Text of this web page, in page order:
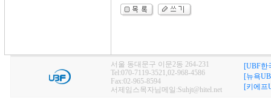
서울 동대문구 이문2동 264-231
Tel:070-7119-3521,02-968-4586
Fax:02-965-8594
서제임스목자님메일:Suhjt@hitel.net
[UBF한
[뉴욕
[키에프